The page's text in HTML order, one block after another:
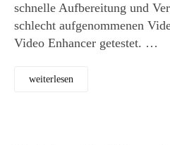
schnelle Aufbereitung und
schlecht aufgenommenen
Video Enhancer getestet. …
weiterlesen